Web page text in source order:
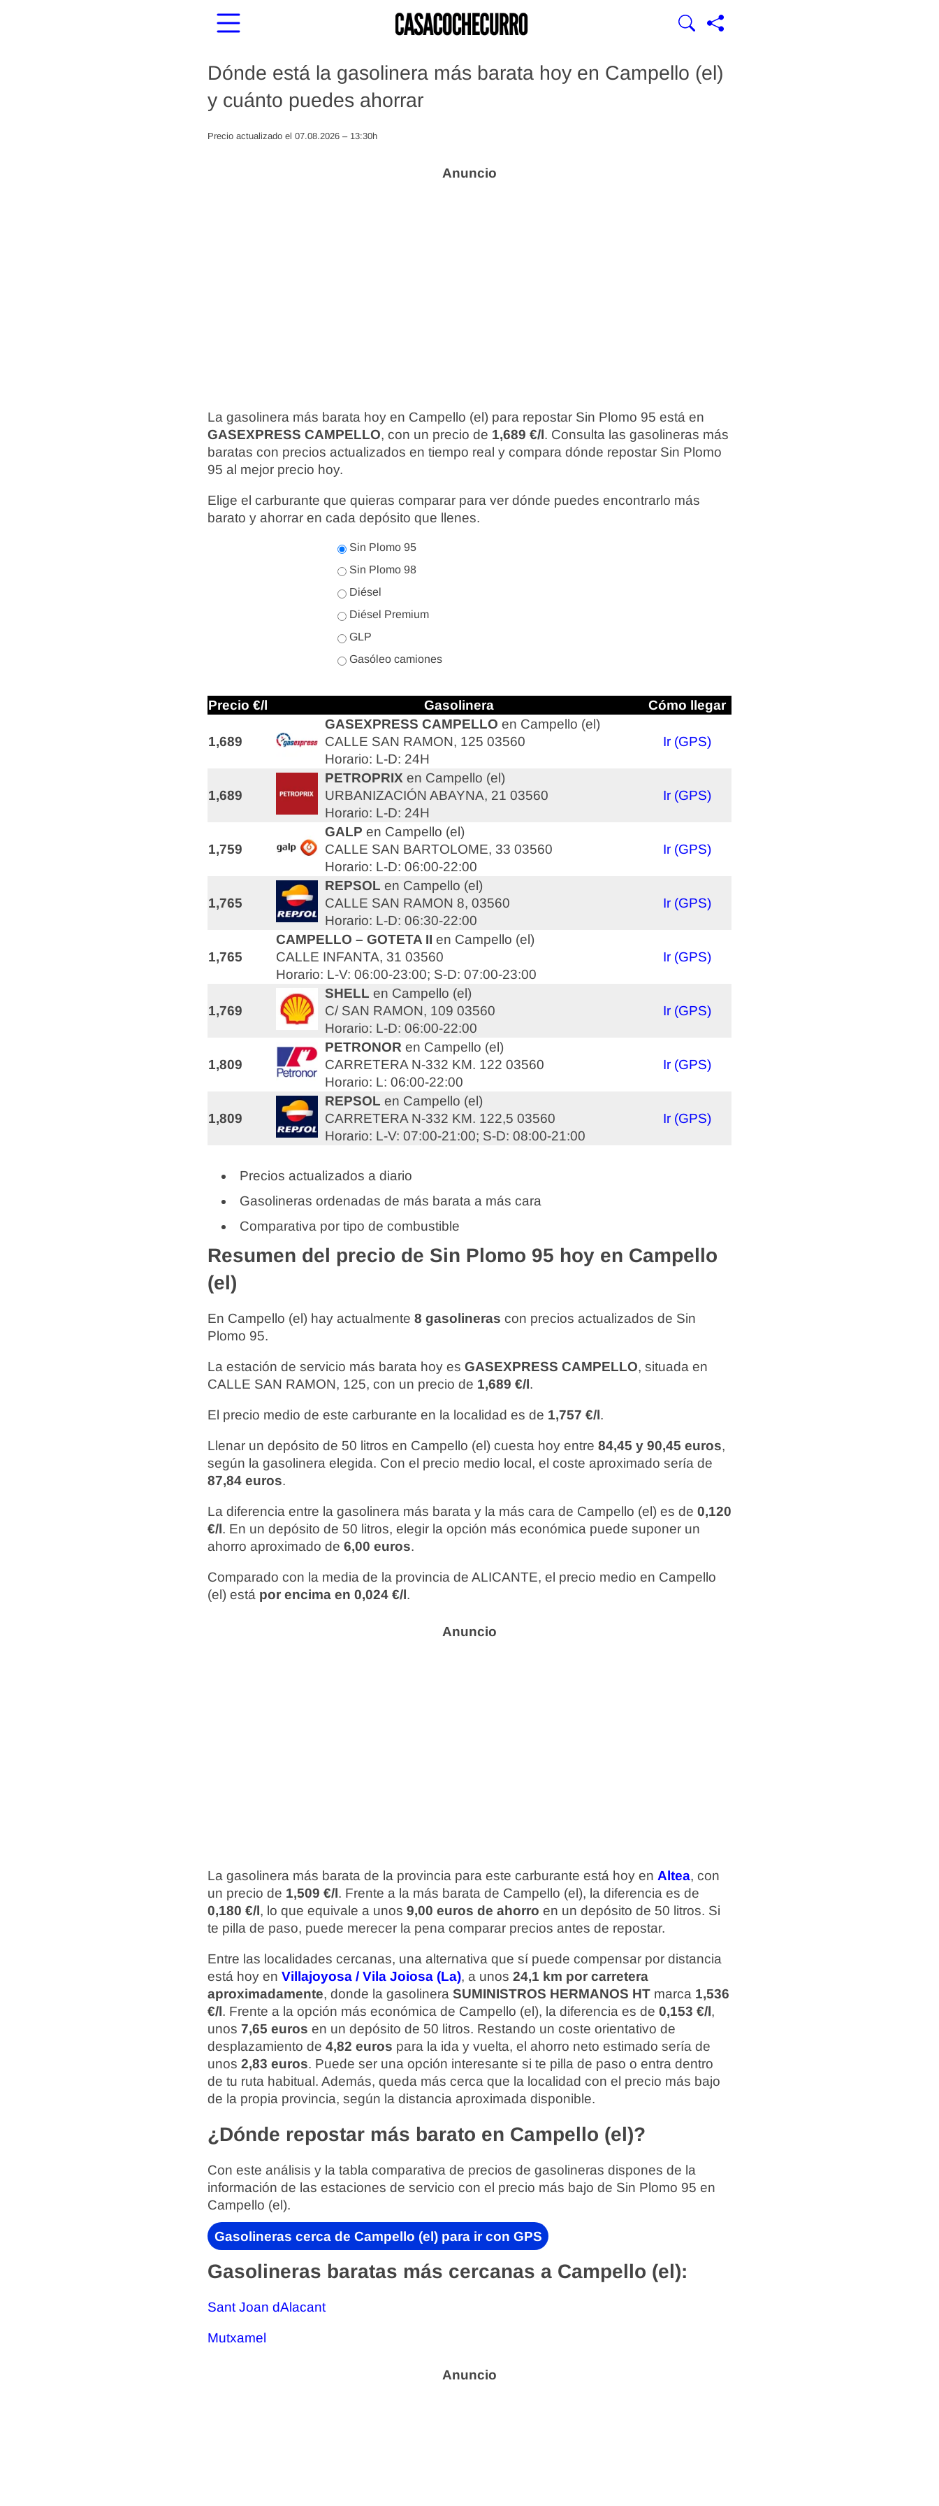
Dónde está la gasolinera más barata hoy en Campello (el)
y cuánto puedes ahorrar
Precio actualizado el 07.08.2026 – 13:30h
La gasolinera más barata hoy en Campello (el) para repostar Sin Plomo 95 está en
GASEXPRESS CAMPELLO, con un precio de 1,689 €/l. Consulta las gasolineras más
baratas con precios actualizados en tiempo real y compara dónde repostar Sin Plomo
95 al mejor precio hoy.
Elige el carburante que quieras comparar para ver dónde puedes encontrarlo más
barato y ahorrar en cada depósito que llenes.
Sin Plomo 95
Sin Plomo 98
Diésel
Diésel Premium
GLP
Gasóleo camiones
Precio €/l Gasolinera Cómo llegar
1,689
GASEXPRESS CAMPELLO en Campello (el)
CALLE SAN RAMON, 125 03560
Horario: L-D: 24H
Ir (GPS)
1,689
PETROPRIX en Campello (el)
URBANIZACIÓN ABAYNA, 21 03560
Horario: L-D: 24H
Ir (GPS)
1,759
GALP en Campello (el)
CALLE SAN BARTOLOME, 33 03560
Horario: L-D: 06:00-22:00
Ir (GPS)
1,765
REPSOL en Campello (el)
CALLE SAN RAMON 8, 03560
Horario: L-D: 06:30-22:00
Ir (GPS)
1,765
CAMPELLO – GOTETA II en Campello (el)
CALLE INFANTA, 31 03560
Horario: L-V: 06:00-23:00; S-D: 07:00-23:00
Ir (GPS)
1,769
SHELL en Campello (el)
C/ SAN RAMON, 109 03560
Horario: L-D: 06:00-22:00
Ir (GPS)
1,809
PETRONOR en Campello (el)
CARRETERA N-332 KM. 122 03560
Horario: L: 06:00-22:00
Ir (GPS)
1,809
REPSOL en Campello (el)
CARRETERA N-332 KM. 122,5 03560
Horario: L-V: 07:00-21:00; S-D: 08:00-21:00
Ir (GPS)
Precios actualizados a diario
Gasolineras ordenadas de más barata a más cara
Comparativa por tipo de combustible
Resumen del precio de Sin Plomo 95 hoy en Campello
(el)
En Campello (el) hay actualmente 8 gasolineras con precios actualizados de Sin
Plomo 95.
La estación de servicio más barata hoy es GASEXPRESS CAMPELLO, situada en
CALLE SAN RAMON, 125, con un precio de 1,689 €/l.
El precio medio de este carburante en la localidad es de 1,757 €/l.
Llenar un depósito de 50 litros en Campello (el) cuesta hoy entre 84,45 y 90,45 euros,
según la gasolinera elegida. Con el precio medio local, el coste aproximado sería de
87,84 euros.
La diferencia entre la gasolinera más barata y la más cara de Campello (el) es de 0,120
€/l. En un depósito de 50 litros, elegir la opción más económica puede suponer un
ahorro aproximado de 6,00 euros.
Comparado con la media de la provincia de ALICANTE, el precio medio en Campello
(el) está por encima en 0,024 €/l.
La gasolinera más barata de la provincia para este carburante está hoy en Altea, con
un precio de 1,509 €/l. Frente a la más barata de Campello (el), la diferencia es de
0,180 €/l, lo que equivale a unos 9,00 euros de ahorro en un depósito de 50 litros. Si
te pilla de paso, puede merecer la pena comparar precios antes de repostar.
Entre las localidades cercanas, una alternativa que sí puede compensar por distancia
está hoy en Villajoyosa / Vila Joiosa (La), a unos 24,1 km por carretera
aproximadamente, donde la gasolinera SUMINISTROS HERMANOS HT marca 1,536
€/l. Frente a la opción más económica de Campello (el), la diferencia es de 0,153 €/l,
unos 7,65 euros en un depósito de 50 litros. Restando un coste orientativo de
desplazamiento de 4,82 euros para la ida y vuelta, el ahorro neto estimado sería de
unos 2,83 euros. Puede ser una opción interesante si te pilla de paso o entra dentro
de tu ruta habitual. Además, queda más cerca que la localidad con el precio más bajo
de la propia provincia, según la distancia aproximada disponible.
¿Dónde repostar más barato en Campello (el)?
Con este análisis y la tabla comparativa de precios de gasolineras dispones de la
información de las estaciones de servicio con el precio más bajo de Sin Plomo 95 en
Campello (el).
Gasolineras cerca de Campello (el) para ir con GPS
Gasolineras baratas más cercanas a Campello (el):
Sant Joan dAlacant
Mutxamel